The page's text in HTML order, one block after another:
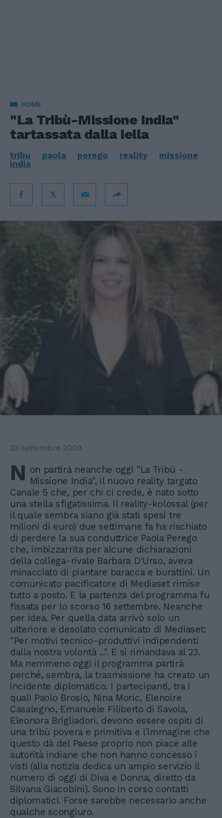
HOME
"La Tribù-Missione India"
tartassata dalla iella
tribu paola perego reality
missione
india
23 settembre 2009
N on partirà neanche oggi "La Tribù -
Missione India", il nuovo reality targato
Canale 5 che, per chi ci crede, è nato sotto
una stella sfigatissima. Il reality-kolossal (per
il quale sembra siano già stati spesi tre
milioni di euro) due settimane fa ha rischiato
di perdere la sua conduttrice Paola Perego
che, imbizzarrita per alcune dichiarazioni
della collega-rivale Barbara D'Urso, aveva
minacciato di piantare baracca e burattini. Un
comunicato pacificatore di Mediaset rimise
tutto a posto. E la partenza del programma fu
fissata per lo scorso 16 settembre. Neanche
per idea. Per quella data arrivò solo un
ulteriore e desolato comunicato di Mediaset:
"Per motivi tecnico-produttivi indipendenti
dalla nostra volontà ...". E si rimandava al 23.
Ma nemmeno oggi il programma partirà
perché, sembra, la trasmissione ha creato un
incidente diplomatico. I partecipanti, tra i
quali Paolo Brosio, Nina Moric, Elenoire
Casalegno, Emanuele Filiberto di Savoia,
Eleonora Brigliadori, devono essere ospiti di
una tribù povera e primitiva e l'immagine che
questo dà del Paese proprio non piace alle
autorità indiane che non hanno concesso i
visti (alla notizia dedica un ampio servizio il
numero di oggi di Diva e Donna, diretto da
Silvana Giacobini). Sono in corso contatti
diplomatici. Forse sarebbe necessario anche
qualche scongiuro.